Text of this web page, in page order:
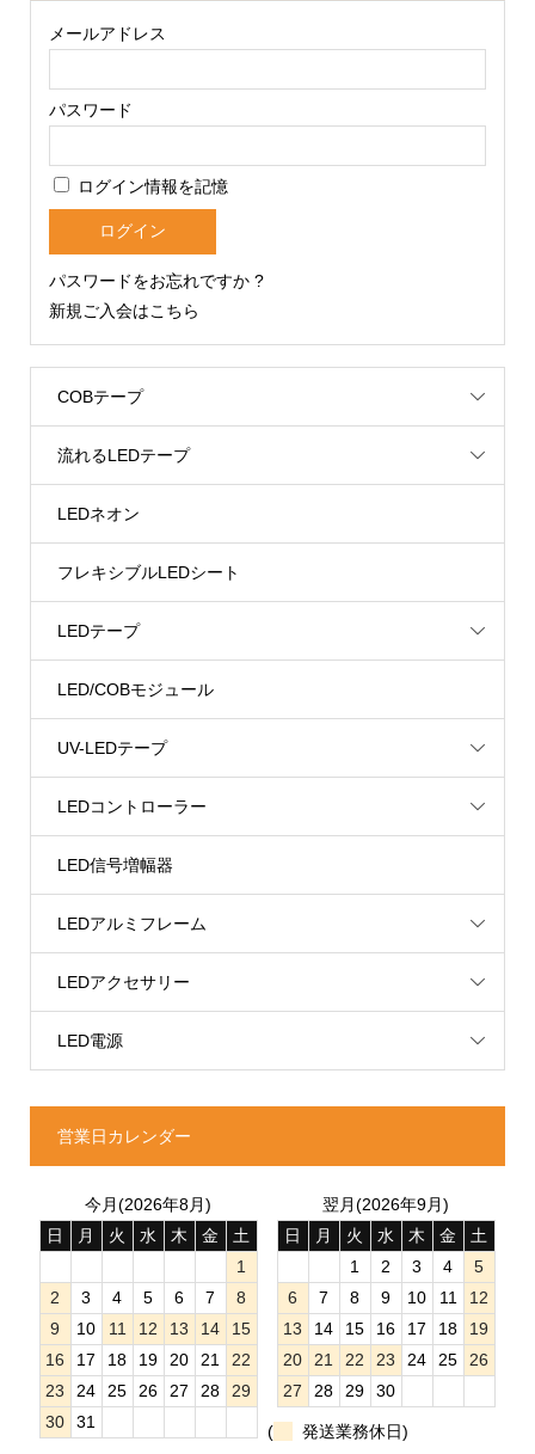
メールアドレス
パスワード
ログイン情報を記憶
パスワードをお忘れですか ?
新規ご入会はこちら
COBテープ
流れるLEDテープ
LEDネオン
フレキシブルLEDシート
LEDテープ
LED/COBモジュール
UV-LEDテープ
LEDコントローラー
LED信号増幅器
LEDアルミフレーム
LEDアクセサリー
LED電源
営業日カレンダー
今月(2026年8月)
日
月 火 水 木 金
土
1
2
3 4 5 6 7
8
9
10 11 12 13 14
15
16
17 18 19 20 21
22
23
24 25 26 27 28
29
30
31
翌月(2026年9月)
日
月 火 水 木 金
土
1
2 3 4
5
6
7 8 9 10 11
12
13
14 15 16 17 18
19
20
21 22 23 24 25
26
27
28 29 30
( 発送業務休日)